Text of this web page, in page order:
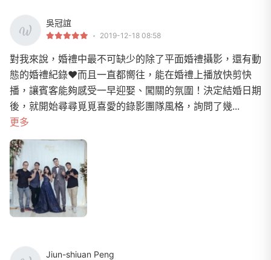
吳冠誼
2019-12-18 08:58
對我來說，婚禮中最不可缺少的除了平面婚禮攝影，還有動
態的婚禮紀錄❤️而且一直都嚮往，能在婚禮上播放快剪快
播，讓賓客能夠感受一早迎娶、闖關的氛圍！決定結婚日期
後，就開始尋尋覓覓喜愛的錄影團隊風格，詢問了幾...
更多
Jiun-shiuan Peng